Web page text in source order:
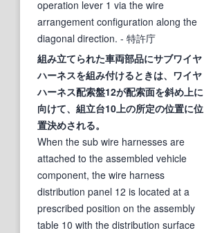
operation lever 1 via the wire
arrangement configuration along the
diagonal direction. - 特許庁
組み立てられた車両部品にサブワイヤ
ハーネスを組み付けるときは、ワイヤ
ハーネス配索盤12が配索面を斜め上に
向けて、組立台10上の所定の位置に位
置決めされる。
When the sub wire harnesses are
attached to the assembled vehicle
component, the wire harness
distribution panel 12 is located at a
prescribed position on the assembly
table 10 with the distribution surface